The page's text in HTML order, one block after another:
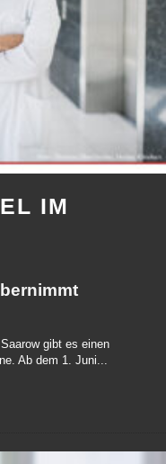
IM
gibt es einen
Ab dem 1. Juni...